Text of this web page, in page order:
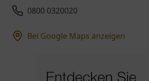
0800 0320020
Bei Google Maps anzeigen